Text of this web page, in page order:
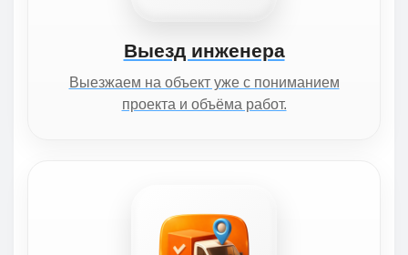
Выезд инженера
Выезжаем на объект уже с пониманием
проекта и объёма работ.